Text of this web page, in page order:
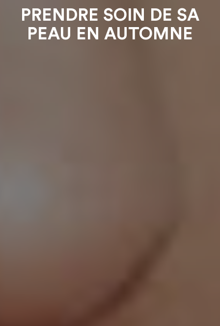
PRENDRE SOIN DE SA
PEAU EN AUTOMNE